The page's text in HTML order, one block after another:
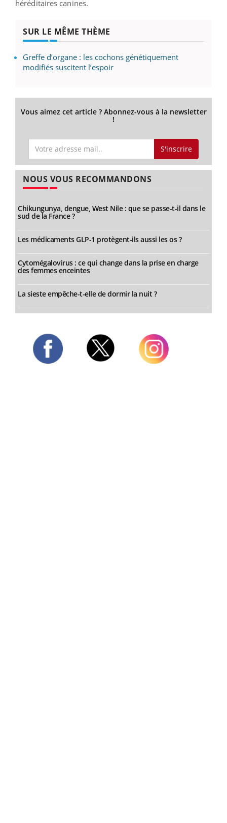
héréditaires canines.
SUR LE MÊME THÈME
Greffe d’organe : les cochons génétiquement
modifiés suscitent l’espoir
Vous aimez cet article ? Abonnez-vous à la newsletter
!
S'inscrire
NOUS VOUS RECOMMANDONS
Chikungunya, dengue, West Nile : que se passe-t-il dans le
sud de la France ?
Les médicaments GLP-1 protègent-ils aussi les os ?
Cytomégalovirus : ce qui change dans la prise en charge
des femmes enceintes
La sieste empêche-t-elle de dormir la nuit ?